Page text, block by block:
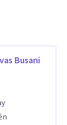
que nos
una
Busani